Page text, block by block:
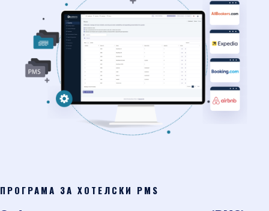
ПРОГРАМА ЗА ХОТЕЛСКИ PMS